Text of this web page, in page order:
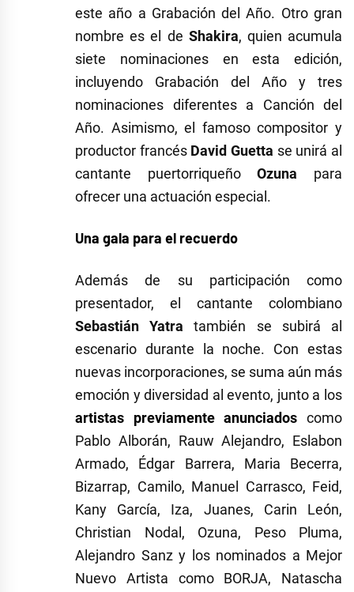
este año a Grabación del Año. Otro gran
nombre es el de Shakira, quien acumula
siete nominaciones en esta edición,
incluyendo Grabación del Año y tres
nominaciones diferentes a Canción del
Año. Asimismo, el famoso compositor y
productor francés David Guetta se unirá al
cantante puertorriqueñoOzuna para
ofrecer una actuación especial.
Una gala para el recuerdo
Además de su participación como
presentador, el cantante colombiano
Sebastián Yatra también se subirá al
escenario durante la noche. Con estas
nuevas incorporaciones, se suma aún más
emoción y diversidad al evento, junto a los
artistas previamente anunciados como
Pablo Alborán, Rauw Alejandro, Eslabon
Armado, Édgar Barrera, Maria Becerra,
Bizarrap, Camilo, Manuel Carrasco, Feid,
Kany García, Iza, Juanes, Carin León,
Christian Nodal, Ozuna, Peso Pluma,
Alejandro Sanz y los nominados a Mejor
Nuevo Artista como BORJA, Natascha